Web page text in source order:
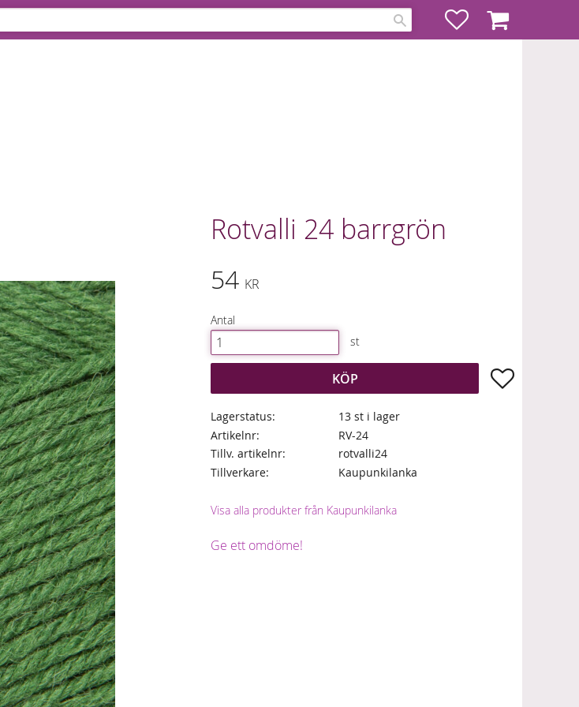
FavoriterKundvagn
Rotvalli 24 barrgrön
54 KR
Antal
st
KÖP Lägg till i
Lagerstatus
13 st i lager
Artikelnr
RV-24
Tillv. artikelnr
rotvalli24
Tillverkare
Kaupunkilanka
Visa alla produkter från Kaupunkilanka
Ge ett omdöme!